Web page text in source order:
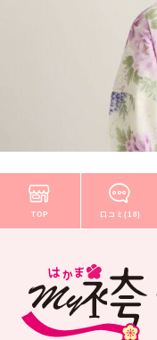
TOP 口コミ(18)